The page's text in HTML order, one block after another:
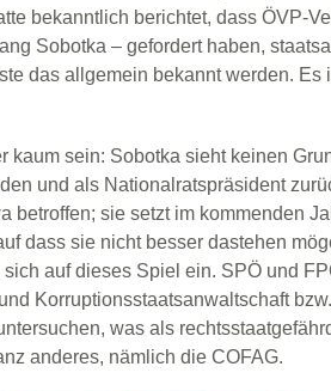
bekanntlich berichtet, dass ÖVP-
Sobotka – gefordert haben,
das allgemein bekannt werden. Es
kaum sein: Sobotka sieht keinen
und als Nationalratspräsident
betroffen; sie setzt im kommenden
dass sie nicht besser dastehen
auf dieses Spiel ein. SPÖ und
Korruptionsstaatsanwaltschaft
was als
anderes, nämlich die COFAG.